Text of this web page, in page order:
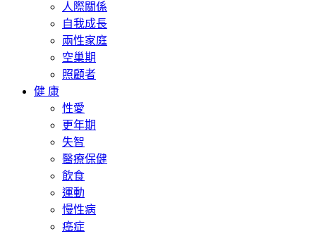
人際關係
自我成長
兩性家庭
空巢期
照顧者
健 康
性愛
更年期
失智
醫療保健
飲食
運動
慢性病
癌症